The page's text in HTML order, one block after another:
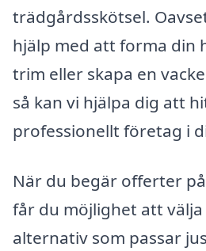
trädgårdsskötsel.
hjälp med att forma din
trim eller skapa en
så kan vi hjälpa dig att
professionellt företag i
När du begär offerter
får du möjlighet att välja
alternativ som passar